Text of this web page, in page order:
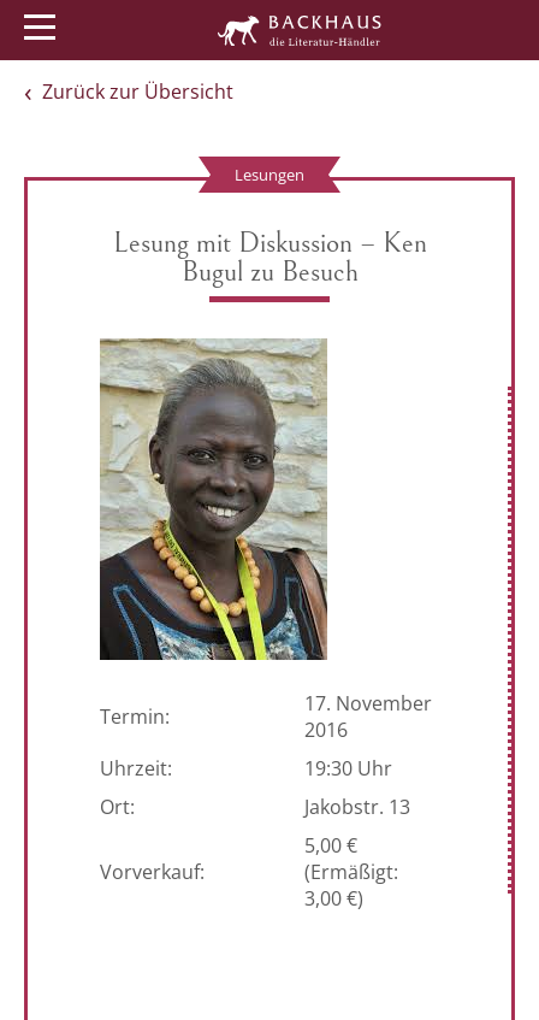
Zurück zur Übersicht
Lesungen
Lesung mit Diskussion – Ken
Bugul zu Besuch
Termin:
17. November
2016
Uhrzeit:
19:30 Uhr
Ort:
Jakobstr. 13
Vorverkauf:
5,00 €
(Ermäßigt:
3,00 €)